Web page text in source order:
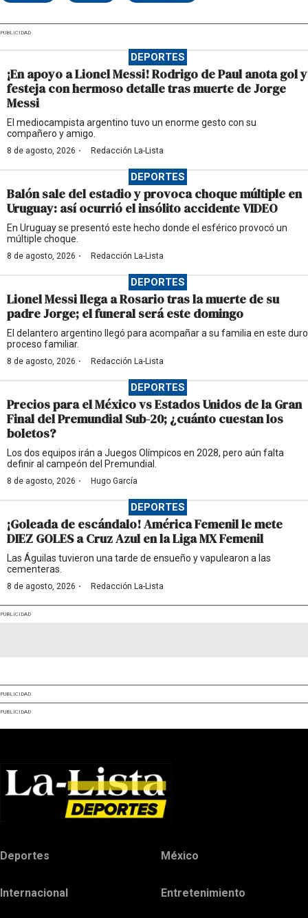
PUBLICIDAD
DEPORTES
¡En apoyo a Lionel Messi! Rodrigo de Paul anota gol y
festeja con hermoso detalle tras muerte de Jorge
Messi
El mediocampista argentino tuvo un enorme gesto con su
compañero y amigo.
8 de agosto, 2026 · Redacción La-Lista
DEPORTES
Balón sale del estadio y provoca choque múltiple en
Uruguay: así ocurrió el insólito accidente VIDEO
En Uruguay se presentó este hecho donde el esférico provocó un
múltiple choque.
8 de agosto, 2026 · Redacción La-Lista
DEPORTES
Lionel Messi llega a Rosario tras la muerte de su
padre Jorge; el funeral será este domingo
El delantero argentino llegó para acompañar a su familia en este duro
proceso familiar.
8 de agosto, 2026 · Redacción La-Lista
DEPORTES
Precios para el México vs Estados Unidos de la Gran
Final del Premundial Sub-20; ¿cuánto cuestan los
boletos?
Los dos equipos irán a Juegos Olímpicos en 2028, pero aún falta
definir al campeón del Premundial.
8 de agosto, 2026 · Hugo García
DEPORTES
¡Goleada de escándalo! América Femenil le mete
DIEZ GOLES a Cruz Azul en la Liga MX Femenil
Las Águilas tuvieron una tarde de ensueño y vapulearon a las
cementeras.
8 de agosto, 2026 · Redacción La-Lista
PUBLICIDAD
PUBLICIDAD
PUBLICIDAD
Deportes México
Internacional Entretenimiento